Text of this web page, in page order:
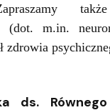
(dot. m.in.
zdrowia
ds.